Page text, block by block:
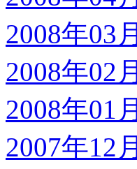
2008年03月
2008年02月
2008年01月
2007年12月